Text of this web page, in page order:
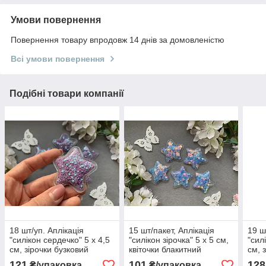
Умови повернення
Повернення товару впродовж 14 днів за домовленістю
Всі умови повернення
Подібні товари компанії
18 шт/уп. Аплікація
"силікон сердечко" 5 х 4,5
см, зірочки бузковий
перламутр
15 шт/пакет, Аплікація
"силікон зірочка" 5 х 5 см,
квіточки блакитний
перламутр
19
см,